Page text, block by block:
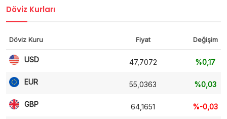
Döviz Kurları
Döviz Kuru Fiyat Değişim
USD 47,7072 %0,17
EUR 55,0363 %0,03
GBP 64,1651 %-0,03